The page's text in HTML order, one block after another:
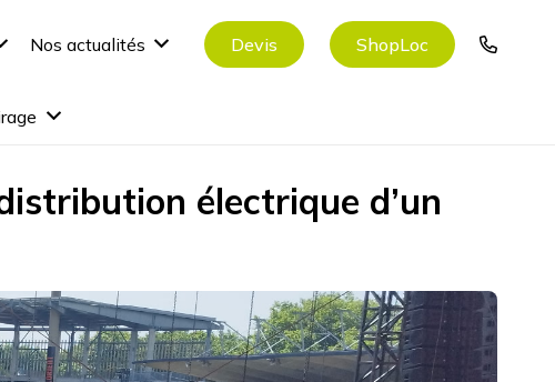
Nos actualités Devis ShopLoc
électrique d’un